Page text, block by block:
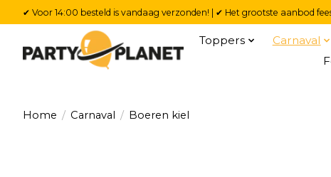
✔ Voor 14:00 besteld is vandaag verzonden! | ✔ Het grootste aanbod
Toppers Carnaval
Home / Carnaval / Boeren kiel